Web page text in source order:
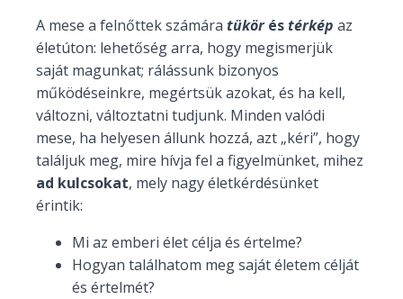
A mese a felnőttek számára tüköréstérkép az
életúton: lehetőség arra, hogy megismerjük
saját magunkat; rálássunk bizonyos
működéseinkre, megértsük azokat, és ha kell,
változni, változtatni tudjunk. Minden valódi
mese, ha helyesen állunk hozzá, azt „kéri”, hogy
találjuk meg, mire hívja fel a figyelmünket, mihez
ad kulcsokat, mely nagy életkérdésünket
érintik:
Mi az emberi élet célja és értelme?
Hogyan találhatom meg saját életem célját
és értelmét?